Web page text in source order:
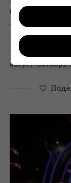
Telekritika
Kwendi TV
август-октябрь